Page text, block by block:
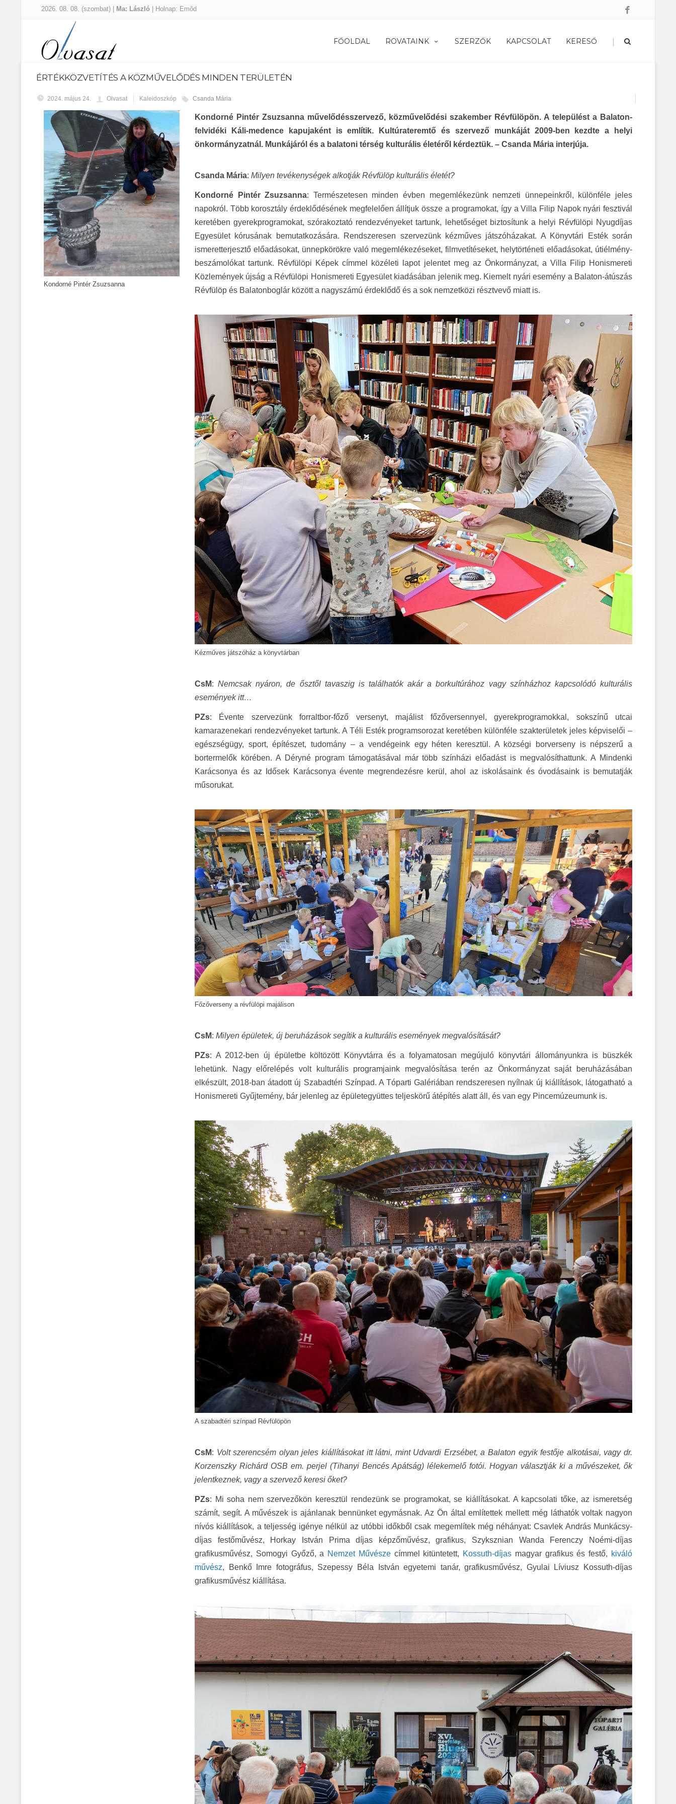
2026. 08. 08. (szombat) | Ma: László | Holnap: Emõd
FŐOLDAL ROVATAINK SZERZŐK KAPCSOLAT KERESŐ |
ÉRTÉKKÖZVETÍTÉS A KÖZMŰVELŐDÉS MINDEN TERÜLETÉN
2024. május 24. Olvasat Kaleidoszkóp Csanda Mária
Kondorné Pintér Zsuzsanna
Kondorné Pintér Zsuzsanna művelődésszervező, közművelődési szakember Révfülöpön. A települést a Balaton-
felvidéki Káli-medence kapujaként is említik. Kultúrateremtő és szervező munkáját 2009-ben kezdte a helyi
önkormányzatnál. Munkájáról és a balatoni térség kulturális életéről kérdeztük. – Csanda Mária interjúja.
Csanda Mária: Milyen tevékenységek alkotják Révfülöp kulturális életét?
Kondorné Pintér Zsuzsanna: Természetesen minden évben megemlékezünk nemzeti ünnepeinkről, különféle jeles
napokról. Több korosztály érdeklődésének megfelelően állítjuk össze a programokat, így a Villa Filip Napok nyári fesztivál
keretében gyerekprogramokat, szórakoztató rendezvényeket tartunk, lehetőséget biztosítunk a helyi Révfülöpi Nyugdíjas
Egyesület kórusának bemutatkozására. Rendszeresen szervezünk kézműves játszóházakat. A Könyvtári Esték során
ismeretterjesztő előadásokat, ünnepkörökre való megemlékezéseket, filmvetítéseket, helytörténeti előadásokat, útiélmény-
beszámolókat tartunk. Révfülöpi Képek címmel közéleti lapot jelentet meg az Önkormányzat, a Villa Filip Honismereti
Közlemények újság a Révfülöpi Honismereti Egyesület kiadásában jelenik meg. Kiemelt nyári esemény a Balaton-átúszás
Révfülöp és Balatonboglár között a nagyszámú érdeklődő és a sok nemzetközi résztvevő miatt is.
Kézműves játszóház a könyvtárban
CsM:Nemcsak nyáron, de ősztől tavaszig is találhatók akár a borkultúrához vagy színházhoz kapcsolódó kulturális
események itt…
PZs: Évente szervezünk forraltbor-főző versenyt, majálist főzőversennyel, gyerekprogramokkal, sokszínű utcai
kamarazenekari rendezvényeket tartunk. A Téli Esték programsorozat keretében különféle szakterületek jeles képviselői –
egészségügy, sport, építészet, tudomány – a vendégeink egy héten keresztül. A községi borverseny is népszerű a
bortermelők körében. A Déryné program támogatásával már több színházi előadást is megvalósíthattunk. A Mindenki
Karácsonya és az Idősek Karácsonya évente megrendezésre kerül, ahol az iskolásaink és óvodásaink is bemutatják
műsorukat.
Főzőverseny a révfülöpi majálison
CsM: Milyen épületek, új beruházások segítik a kulturális események megvalósítását?
PZs: A 2012-ben új épületbe költözött Könyvtárra és a folyamatosan megújuló könyvtári állományunkra is büszkék
lehetünk. Nagy előrelépés volt kulturális programjaink megvalósítása terén az Önkormányzat saját beruházásában
elkészült, 2018-ban átadott új Szabadtéri Színpad. A Tóparti Galériában rendszeresen nyílnak új kiállítások, látogatható a
Honismereti Gyűjtemény, bár jelenleg az épületegyüttes teljeskörű átépítés alatt áll, és van egy Pincemúzeumunk is.
A szabadtéri színpad Révfülöpön
CsM: Volt szerencsém olyan jeles kiállításokat itt látni, mint Udvardi Erzsébet, a Balaton egyik festője alkotásai, vagy dr.
Korzenszky Richárd OSB em. perjel (Tihanyi Bencés Apátság) lélekemelő fotói. Hogyan választják ki a művészeket, ők
jelentkeznek, vagy a szervező keresi őket?
PZs: Mi soha nem szervezőkön keresztül rendezünk se programokat, se kiállításokat. A kapcsolati tőke, az ismeretség
számít, segít. A művészek is ajánlanak bennünket egymásnak. Az Ön által említettek mellett még láthatók voltak nagyon
nívós kiállítások, a teljesség igénye nélkül az utóbbi időkből csak megemlítek még néhányat: Csavlek András Munkácsy-
díjas festőművész, Horkay István Prima díjas képzőművész, grafikus, Szyksznian Wanda Ferenczy Noémi-díjas
grafikusművész, Somogyi Győző, a Nemzet Művészecímmel kitüntetett, Kossuth-díjas magyar grafikus és festő, kiváló
művész, Benkő Imre fotográfus, Szepessy Béla István egyetemi tanár, grafikusművész, Gyulai Líviusz Kossuth-díjas
grafikusművész kiállítása.